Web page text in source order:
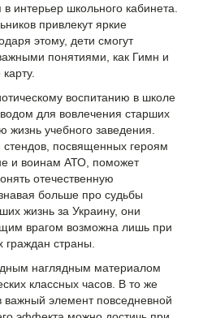
интерьер школьного кабинета.
привлекут яркие
этому, дети смогут
понятиями, как Гимн и
воспитанию в школе
для вовлечения старших
учебного заведения.
посвященных героям
и воинам АТО, поможет
отечественную
больше про судьбы
жизнь за Украину, они
врагом возможна лишь при
страны.
наглядным материалом
классных часов. В то же
важный элемент повседневной